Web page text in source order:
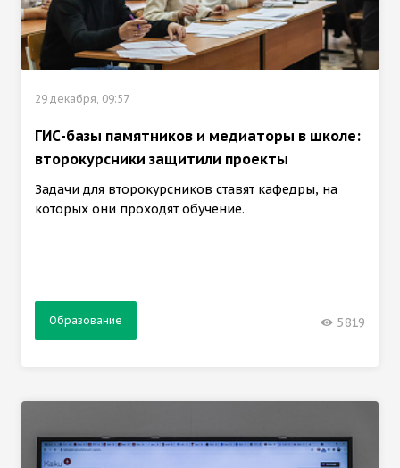
29 декабря, 09:57
ГИС-базы памятников и медиаторы в школе:
второкурсники защитили проекты
Задачи для второкурсников ставят кафедры, на
которых они проходят обучение.
Образование 5819